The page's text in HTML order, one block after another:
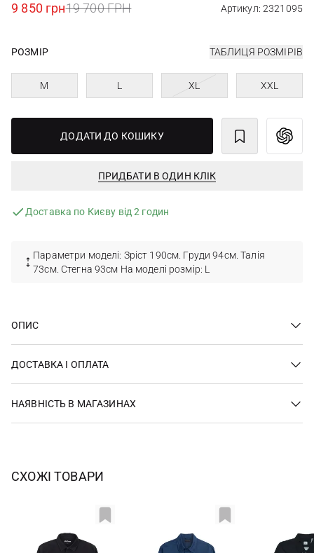
9 850 грн19 700 ГРН Артикул: 2321095
РОЗМІР ТАБЛИЦЯ РОЗМІРІВ
M L XL XXL
ДОДАТИ ДО КОШИКУ
ПРИДБАТИ В ОДИН КЛІК
Доставка по Києву від 2 годин
Параметри моделі: Зріст 190см. Груди 94см. Талія
73см. Стегна 93см На моделі розмір: L
ОПИС
ДОСТАВКА І ОПЛАТА
НАЯВНІСТЬ В МАГАЗИНАХ
СХОЖІ ТОВАРИ